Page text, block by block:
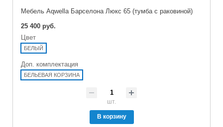
Мебель Aqwella Барселона Люкс 65 (тумба с раковиной)
25 400 руб.
Цвет
БЕЛЫЙ
Доп. комплектация
БЕЛЬЕВАЯ КОРЗИНА
шт.
В корзину